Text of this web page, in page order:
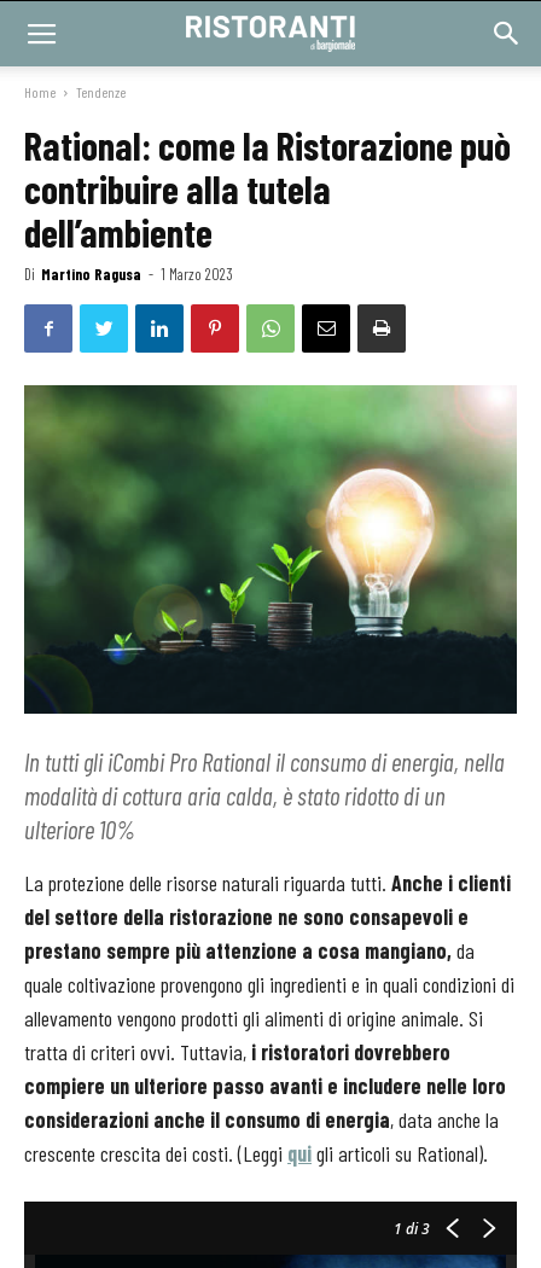
Home Tendenze
Rational: come la Ristorazione può
contribuire alla tutela
dell’ambiente
Di Martino Ragusa - 1 Marzo 2023
In tutti gli iCombi Pro Rational il consumo di energia, nella
modalità di cottura aria calda, è stato ridotto di un
ulteriore 10%
La protezione delle risorse naturali riguarda tutti. Anche i clienti
del settore della ristorazione ne sono consapevoli e
prestano sempre più attenzione a cosa mangiano,da
quale coltivazione provengono gli ingredienti e in quali condizioni di
allevamento vengono prodotti gli alimenti di origine animale. Si
tratta di criteri ovvi. Tuttavia, i ristoratori dovrebbero
compiere un ulteriore passo avanti e includere nelle loro
considerazioni anche il consumo di energia, data anche la
crescente crescita dei costi. (Leggi quigli articoli su Rational).
1 di 3